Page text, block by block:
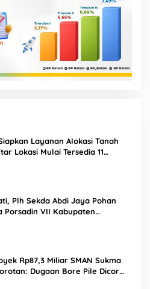
Layanan Alokasi Tanah
Lokasi Mulai Tersedia 11
Plh Sekda Abdi Jaya Pohan
Porsadin VII Kabupaten
Rp87,3 Miliar SMAN Sukma
Dugaan Bore Pile Dicor